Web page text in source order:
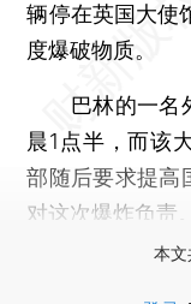
辆停在英国大使
度爆破物质。
巴林的一名外
晨1点半，而该
部随后要求提高
对这次爆炸负责。
本文